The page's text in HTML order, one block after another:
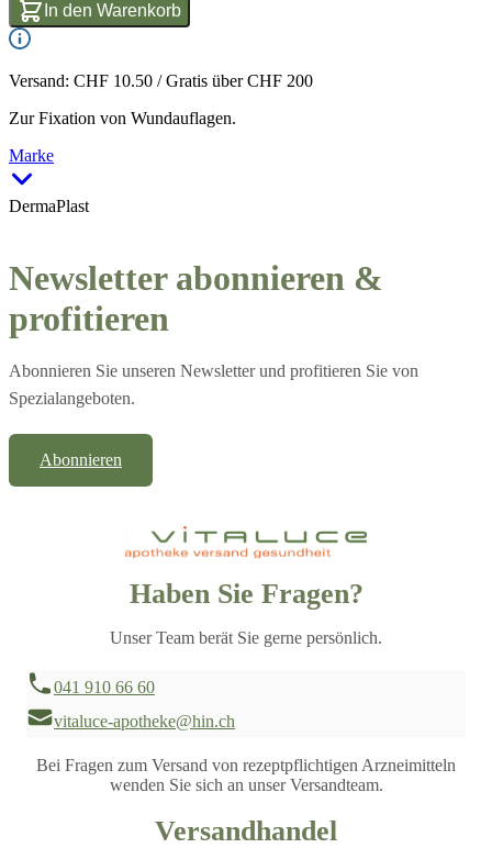
In den Warenkorb
Versand: CHF 10.50 / Gratis über CHF 200
Zur Fixation von Wundauflagen.
Marke
DermaPlast
Newsletter abonnieren &
profitieren
Abonnieren Sie unseren Newsletter und profitieren Sie von
Spezialangeboten.
Abonnieren
Haben Sie Fragen?
Unser Team berät Sie gerne persönlich.
041 910 66 60
vitaluce-apotheke@hin.ch
Bei Fragen zum Versand von rezeptpflichtigen Arzneimitteln
wenden Sie sich an unser Versandteam.
Versandhandel